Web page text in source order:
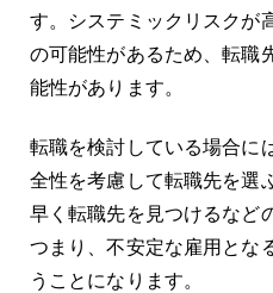
す。システミックリスクが
の可能性があるため、転職
能性があります。
転職を検討している場合に
全性を考慮して転職先を選
早く転職先を見つけるなど
つまり、不安定な雇用とな
うことになります。